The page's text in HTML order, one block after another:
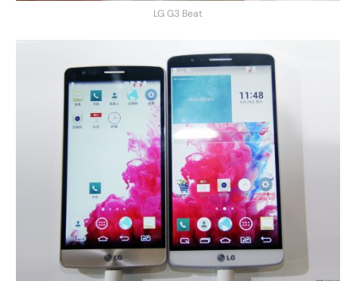
LG G3 Beat